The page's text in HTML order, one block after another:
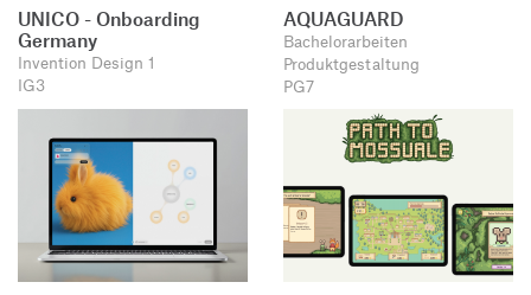
UNICO - Onboarding
Germany
Invention Design 1
IG3
AQUAGUARD
Bachelorarbeiten
Produktgestaltung
PG7